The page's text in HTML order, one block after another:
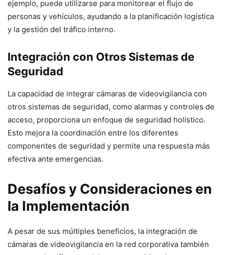
ejemplo, puede utilizarse para monitorear el flujo de
personas y vehículos, ayudando a la planificación logística
y la gestión del tráfico interno.
Integración con Otros Sistemas de
Seguridad
La capacidad de integrar cámaras de videovigilancia con
otros sistemas de seguridad, como alarmas y controles de
acceso, proporciona un enfoque de seguridad holístico.
Esto mejora la coordinación entre los diferentes
componentes de seguridad y permite una respuesta más
efectiva ante emergencias.
Desafíos y Consideraciones en
la Implementación
A pesar de sus múltiples beneficios, la integración de
cámaras de videovigilancia en la red corporativa también